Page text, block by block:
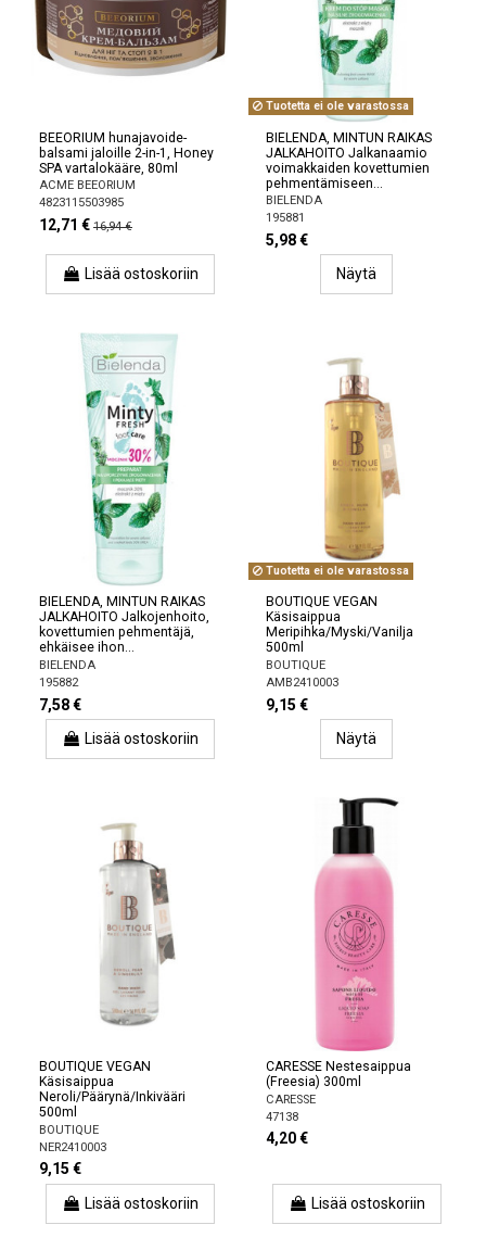
BEEORIUM hunajavoide-
balsami jaloille 2-in-1, Honey
SPA vartalokääre, 80ml
ACME BEEORIUM
4823115503985
12,71 € 16,94 €
Lisää ostoskoriin
Tuotetta ei ole varastossa
BIELENDA, MINTUN RAIKAS
JALKAHOITO Jalkanaamio
voimakkaiden kovettumien
pehmentämiseen...
BIELENDA
195881
5,98 €
Näytä
BIELENDA, MINTUN RAIKAS
JALKAHOITO Jalkojenhoito,
kovettumien pehmentäjä,
ehkäisee ihon...
BIELENDA
195882
7,58 €
Lisää ostoskoriin
Tuotetta ei ole varastossa
BOUTIQUE VEGAN
Käsisaippua
Meripihka/Myski/Vanilja
500ml
BOUTIQUE
AMB2410003
9,15 €
Näytä
BOUTIQUE VEGAN
Käsisaippua
Neroli/Päärynä/Inkivääri
500ml
BOUTIQUE
NER2410003
9,15 €
Lisää ostoskoriin
CARESSE Nestesaippua
(Freesia) 300ml
CARESSE
47138
4,20 €
Lisää ostoskoriin